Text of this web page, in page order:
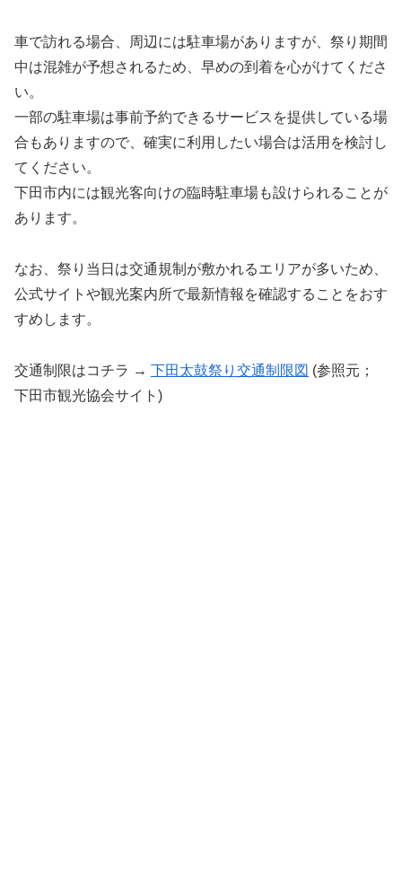
車で訪れる場合、周辺には駐車場がありますが、祭り期間
中は混雑が予想されるため、早めの到着を心がけてくださ
い。
一部の駐車場は事前予約できるサービスを提供している場
合もありますので、確実に利用したい場合は活用を検討し
てください。
下田市内には観光客向けの臨時駐車場も設けられることが
あります。
なお、祭り当日は交通規制が敷かれるエリアが多いため、
公式サイトや観光案内所で最新情報を確認することをおす
すめします。
交通制限はコチラ → 下田太鼓祭り交通制限図 (参照元；
下田市観光協会サイト)